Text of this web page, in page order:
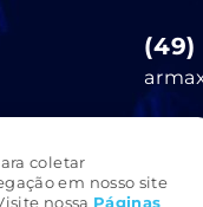
coletar
em nosso site
nossa Páginas
(49)